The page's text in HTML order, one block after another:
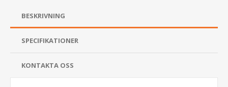
BESKRIVNING
SPECIFIKATIONER
KONTAKTA OSS